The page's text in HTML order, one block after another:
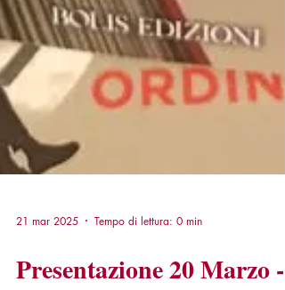
21 mar 2025 Tempo di lettura: 0 min